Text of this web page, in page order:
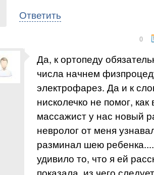
Ответить
0
Да, к ортопеду
числа начнем
электрофарез. Да и к
нисколечко не помог,
массажист у нас новый
невролог от меня
разминал шею
удивило то, что я ей
показала, из чего